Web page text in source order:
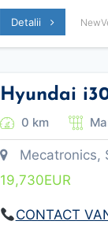
Detalii
Hyundai
0 km
Mecatronics,
19,730EUR
CONTACT